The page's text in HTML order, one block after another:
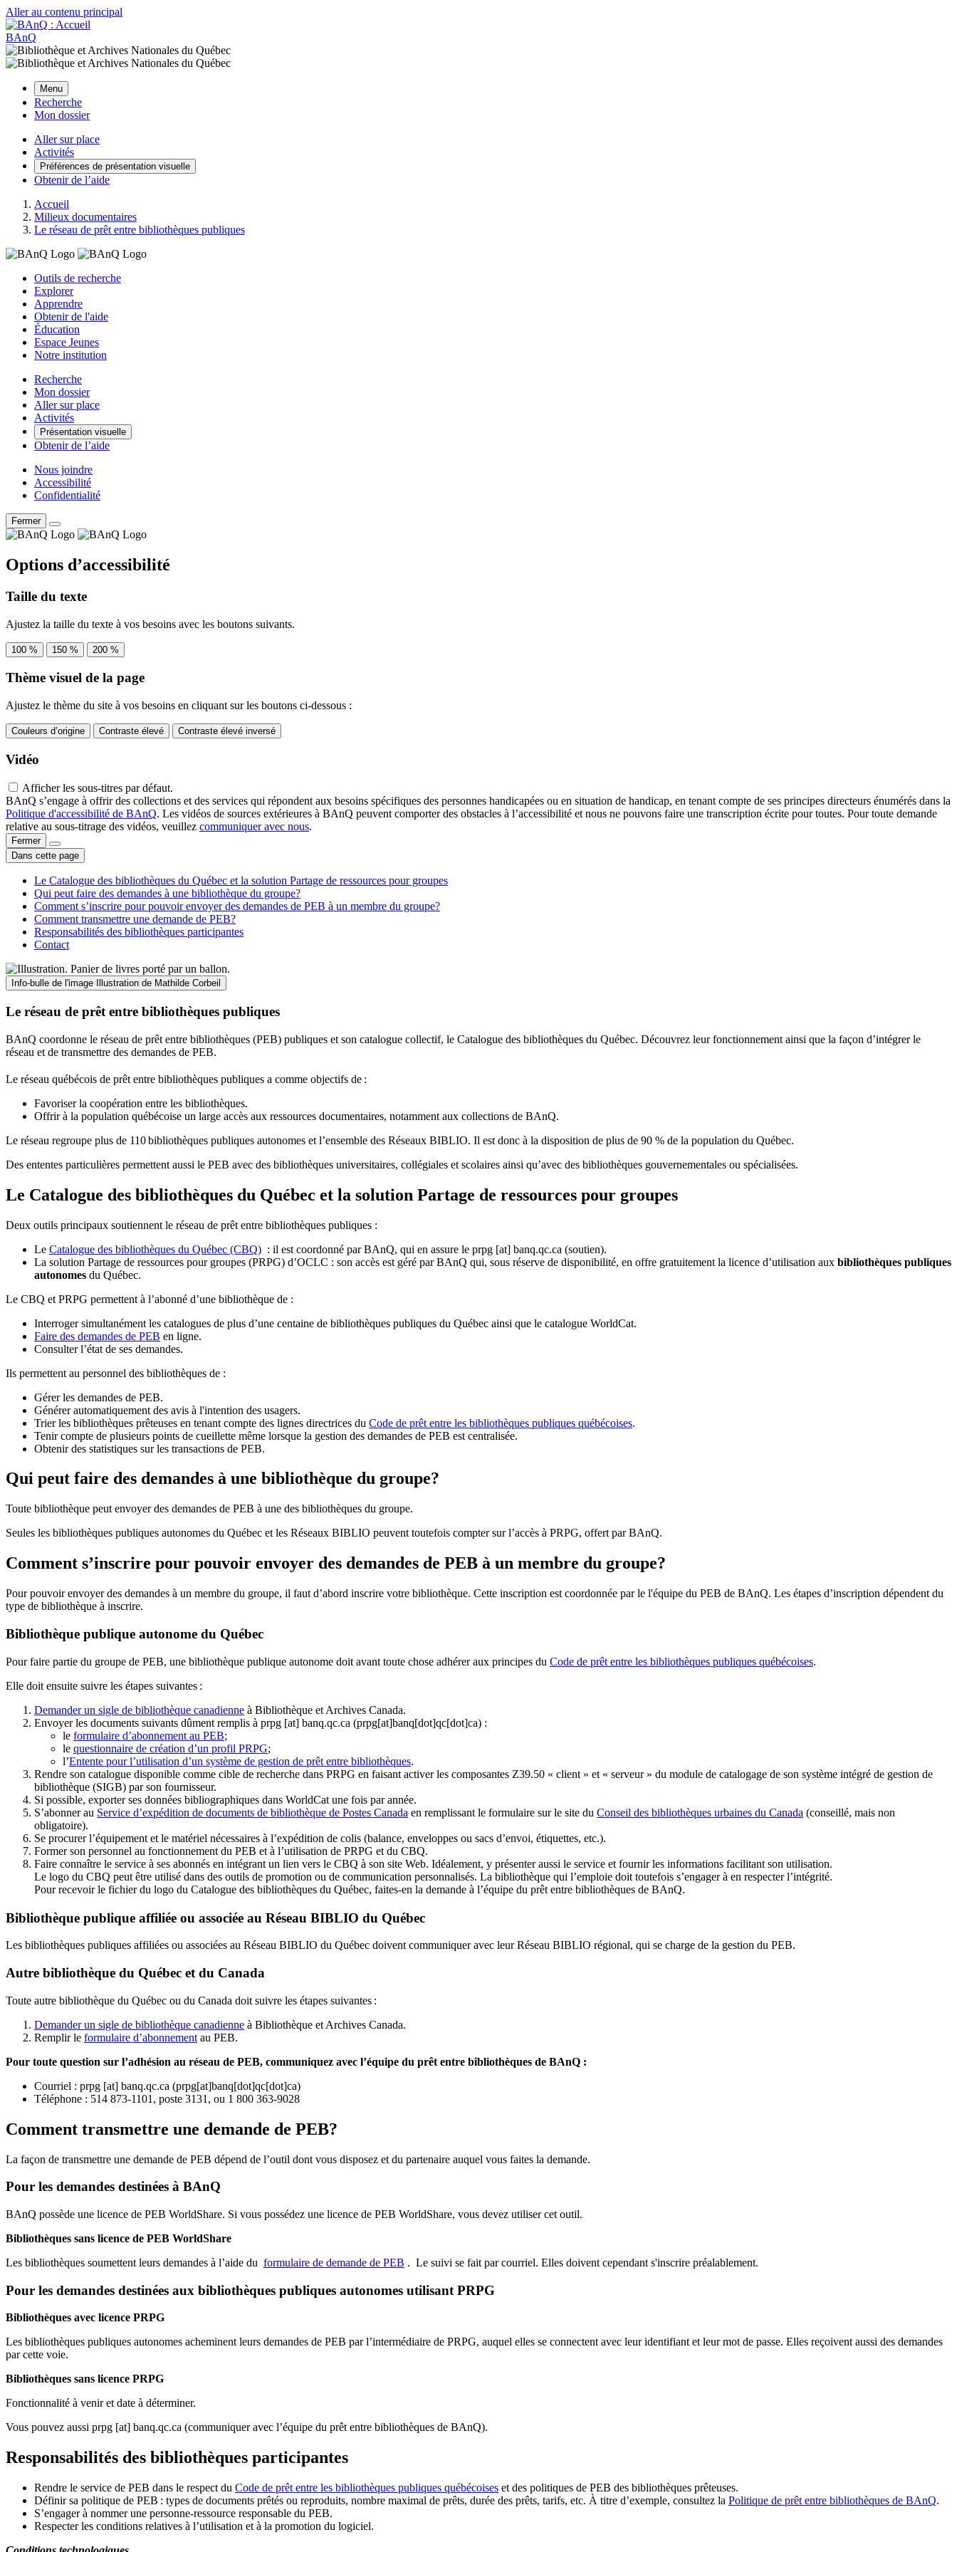
Aller au contenu principal
BAnQ
Menu
Recherche
Mon dossier
Aller sur place
Activités
Préférences de présentation visuelle
Obtenir de l’aide
Accueil
Milieux documentaires
Le réseau de prêt entre bibliothèques publiques
Outils de recherche
Explorer
Apprendre
Obtenir de l'aide
Éducation
Espace Jeunes
Notre institution
Recherche
Mon dossier
Aller sur place
Activités
Présentation visuelle
Obtenir de l’aide
Nous joindre
Accessibilité
Confidentialité
Fermer
Options d’accessibilité
Taille du texte
Ajustez la taille du texte à vos besoins avec les boutons suivants.
100 % 150 % 200 %
Thème visuel de la page
Ajustez le thème du site à vos besoins en cliquant sur les boutons ci-dessous :
Couleurs d’origine Contraste élevé Contraste élevé inversé
Vidéo
Afficher les sous-titres par défaut.
BAnQ s’engage à offrir des collections et des services qui répondent aux besoins spécifiques des personnes handicapées ou en situation de handicap, en tenant compte de ses principes directeurs énumérés dans la
Politique d'accessibilité de BAnQ. Les vidéos de sources extérieures à BAnQ peuvent comporter des obstacles à l’accessibilité et nous ne pouvons faire une transcription écrite pour toutes. Pour toute demande
relative au sous-titrage des vidéos, veuillez communiquer avec nous.
Fermer
Dans cette page
Le Catalogue des bibliothèques du Québec et la solution Partage de ressources pour groupes
Qui peut faire des demandes à une bibliothèque du groupe?
Comment s’inscrire pour pouvoir envoyer des demandes de PEB à un membre du groupe?
Comment transmettre une demande de PEB?
Responsabilités des bibliothèques participantes
Contact
Info-bulle de l'image Illustration de Mathilde Corbeil
Le réseau de prêt entre bibliothèques publiques
BAnQ coordonne le réseau de prêt entre bibliothèques (PEB) publiques et son catalogue collectif, le Catalogue des bibliothèques du Québec. Découvrez leur fonctionnement ainsi que la façon d’intégrer le
réseau et de transmettre des demandes de PEB.
Le réseau québécois de prêt entre bibliothèques publiques a comme objectifs de :
Favoriser la coopération entre les bibliothèques.
Offrir à la population québécoise un large accès aux ressources documentaires, notamment aux collections de BAnQ.
Le réseau regroupe plus de 110bibliothèques publiques autonomes et l’ensemble des Réseaux BIBLIO. Il est donc à la disposition de plus de 90 % de la population du Québec.
Des ententes particulières permettent aussi le PEB avec des bibliothèques universitaires, collégiales et scolaires ainsi qu’avec des bibliothèques gouvernementales ou spécialisées.
Le Catalogue des bibliothèques du Québec et la solution Partage de ressources pour groupes
Deux outils principaux soutiennent le réseau de prêt entre bibliothèques publiques :
Le Catalogue des bibliothèques du Québec (CBQ) : il est coordonné par BAnQ, qui en assure le prpg [at] banq.qc.ca (soutien).
La solution Partage de ressources pour groupes (PRPG) d’OCLC : son accès est géré par BAnQ qui, sous réserve de disponibilité, en offre gratuitement la licence d’utilisation aux bibliothèques publiques
autonomes du Québec.
Le CBQ et PRPG permettent à l’abonné d’une bibliothèque de :
Interroger simultanément les catalogues de plus d’une centaine de bibliothèques publiques du Québec ainsi que le catalogue WorldCat.
Faire des demandes de PEB en ligne.
Consulter l’état de ses demandes.
Ils permettent au personnel des bibliothèques de :
Gérer les demandes de PEB.
Générer automatiquement des avis à l'intention des usagers.
Trier les bibliothèques prêteuses en tenant compte des lignes directrices du Code de prêt entre les bibliothèques publiques québécoises.
Tenir compte de plusieurs points de cueillette même lorsque la gestion des demandes de PEB est centralisée.
Obtenir des statistiques sur les transactions de PEB.
Qui peut faire des demandes à une bibliothèque du groupe?
Toute bibliothèque peut envoyer des demandes de PEB à une des bibliothèques du groupe.
Seules les bibliothèques publiques autonomes du Québec et les Réseaux BIBLIO peuvent toutefois compter sur l’accès à PRPG, offert par BAnQ.
Comment s’inscrire pour pouvoir envoyer des demandes de PEB à un membre du groupe?
Pour pouvoir envoyer des demandes à un membre du groupe, il faut d’abord inscrire votre bibliothèque. Cette inscription est coordonnée par le l'équipe du PEB de BAnQ. Les étapes d’inscription dépendent du
type de bibliothèque à inscrire.
Bibliothèque publique autonome du Québec
Pour faire partie du groupe de PEB, une bibliothèque publique autonome doit avant toute chose adhérer aux principes du Code de prêt entre les bibliothèques publiques québécoises.
Elle doit ensuite suivre les étapes suivantes :
Demander un sigle de bibliothèque canadienne à Bibliothèque et Archives Canada.
Envoyer les documents suivants dûment remplis à prpg [at] banq.qc.ca (prpg[at]banq[dot]qc[dot]ca) :
le formulaire d’abonnement au PEB;
le questionnaire de création d’un profil PRPG;
l’Entente pour l’utilisation d’un système de gestion de prêt entre bibliothèques.
Rendre son catalogue disponible comme cible de recherche dans PRPG en faisant activer les composantes Z39.50 « client » et « serveur » du module de catalogage de son système intégré de gestion de
bibliothèque (SIGB) par son fournisseur.
Si possible, exporter ses données bibliographiques dans WorldCat une fois par année.
S’abonner au Service d’expédition de documents de bibliothèque de Postes Canada en remplissant le formulaire sur le site du Conseil des bibliothèques urbaines du Canada (conseillé, mais non
obligatoire).
Se procurer l’équipement et le matériel nécessaires à l’expédition de colis (balance, enveloppes ou sacs d’envoi, étiquettes, etc.).
Former son personnel au fonctionnement du PEB et à l’utilisation de PRPG et du CBQ.
Faire connaître le service à ses abonnés en intégrant un lien vers le CBQ à son site Web. Idéalement, y présenter aussi le service et fournir les informations facilitant son utilisation.
Le logo du CBQ peut être utilisé dans des outils de promotion ou de communication personnalisés. La bibliothèque qui l’emploie doit toutefois s’engager à en respecter l’intégrité.
Pour recevoir le fichier du logo du Catalogue des bibliothèques du Québec, faites-en la demande à l’équipe du prêt entre bibliothèques de BAnQ.
Bibliothèque publique affiliée ou associée au Réseau BIBLIO du Québec
Les bibliothèques publiques affiliées ou associées au Réseau BIBLIO du Québec doivent communiquer avec leur Réseau BIBLIO régional, qui se charge de la gestion du PEB.
Autre bibliothèque du Québec et du Canada
Toute autre bibliothèque du Québec ou du Canada doit suivre les étapes suivantes :
Demander un sigle de bibliothèque canadienne à Bibliothèque et Archives Canada.
Remplir le formulaire d’abonnement au PEB.
Pour toute question sur l’adhésion au réseau de PEB, communiquez avec l’équipe du prêt entre bibliothèques de BAnQ :
Courriel : prpg [at] banq.qc.ca (prpg[at]banq[dot]qc[dot]ca)
Téléphone : 514 873-1101, poste 3131, ou 1 800 363-9028
Comment transmettre une demande de PEB?
La façon de transmettre une demande de PEB dépend de l’outil dont vous disposez et du partenaire auquel vous faites la demande.
Pour les demandes destinées à BAnQ
BAnQ possède une licence de PEB WorldShare. Si vous possédez une licence de PEB WorldShare, vous devez utiliser cet outil.
Bibliothèques sans licence de PEB WorldShare
Les bibliothèques soumettent leurs demandes à l’aide du formulaire de demande de PEB . Le suivi se fait par courriel. Elles doivent cependant s'inscrire préalablement.
Pour les demandes destinées aux bibliothèques publiques autonomes utilisant PRPG
Bibliothèques avec licence PRPG
Les bibliothèques publiques autonomes acheminent leurs demandes de PEB par l’intermédiaire de PRPG, auquel elles se connectent avec leur identifiant et leur mot de passe. Elles reçoivent aussi des demandes
par cette voie.
Bibliothèques sans licence PRPG
Fonctionnalité à venir et date à déterminer.
Vous pouvez aussi prpg [at] banq.qc.ca (communiquer avec l’équipe du prêt entre bibliothèques de BAnQ).
Responsabilités des bibliothèques participantes
Rendre le service de PEB dans le respect du Code de prêt entre les bibliothèques publiques québécoises et des politiques de PEB des bibliothèques prêteuses.
Définir sa politique de PEB : types de documents prêtés ou reproduits, nombre maximal de prêts, durée des prêts, tarifs, etc. À titre d’exemple, consultez la Politique de prêt entre bibliothèques de BAnQ.
S’engager à nommer une personne-ressource responsable du PEB.
Respecter les conditions relatives à l’utilisation et à la promotion du logiciel.